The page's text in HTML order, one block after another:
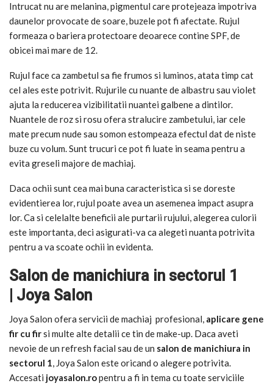
Intrucat nu are melanina, pigmentul care protejeaza impotriva
daunelor provocate de soare, buzele pot fi afectate. Rujul
formeaza o bariera protectoare deoarece contine SPF, de
obicei mai mare de 12.
Rujul face ca zambetul sa fie frumos si luminos, atata timp cat
cel ales este potrivit. Rujurile cu nuante de albastru sau violet
ajuta la reducerea vizibilitatii nuantei galbene a dintilor.
Nuantele de roz si rosu ofera stralucire zambetului, iar cele
mate precum nude sau somon estompeaza efectul dat de niste
buze cu volum. Sunt trucuri ce pot fi luate in seama pentru a
evita greseli majore de machiaj.
Daca ochii sunt cea mai buna caracteristica si se doreste
evidentierea lor, rujul poate avea un asemenea impact asupra
lor. Ca si celelalte beneficii ale purtarii rujului, alegerea culorii
este importanta, deci asigurati-va ca alegeti nuanta potrivita
pentru a va scoate ochii in evidenta.
Salon de manichiura in sectorul 1
| Joya Salon
Joya Salon ofera servicii de machiaj profesional, aplicare gene
fir cu firsi multe alte detalii ce tin de make-up. Daca aveti
nevoie de un refresh facial sau de un salon de manichiura in
sectorul 1, Joya Salon este oricand o alegere potrivita.
Accesati joyasalon.ropentru a fi in tema cu toate serviciile